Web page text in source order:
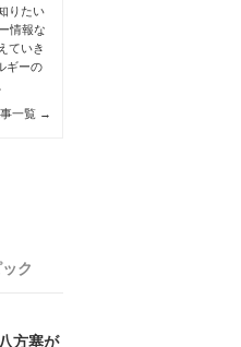
りたい
情報な
ていき
ギーの
一覧 →
ック
方塞が